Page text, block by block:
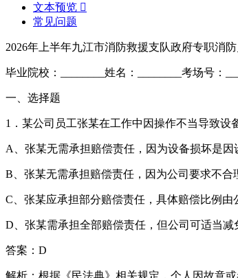
文本预览 
常见问题
2026年上半年九江市消防救援支队政府专职消
毕业院校：________姓名：________考场号：
一、选择题
1．某公司员工张某在工作中因操作不当导致设
A、张某无需承担赔偿责任，因为设备损坏是因
B、张某无需承担赔偿责任，因为公司要求不合
C、张某应承担部分赔偿责任，具体赔偿比例由
D、张某需承担全部赔偿责任，但公司可适当减
答案：D
解析：根据《民法典》相关规定，个人因故意